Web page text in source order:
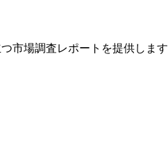
市場調査レポートを提供します